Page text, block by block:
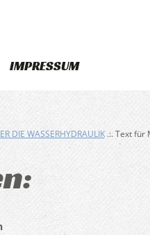
IMPRESSUM
DIE WASSERHYDRAULIK.:. Text für